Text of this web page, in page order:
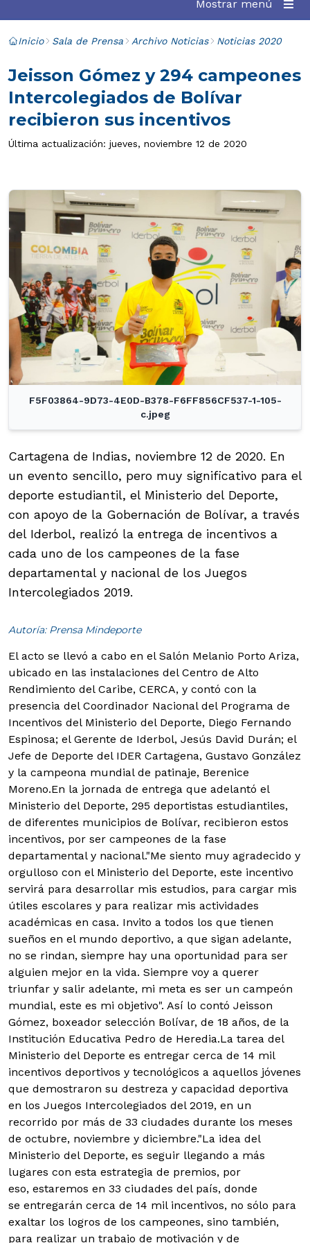
Mostrar menú
Inicio Sala de Prensa Archivo Noticias Noticias 2020
Jeisson Gómez y 294 campeones
Intercolegiados de Bolívar
recibieron sus incentivos
Última actualización: jueves, noviembre 12 de 2020
F5F03864-9D73-4E0D-B378-F6FF856CF537-1-105-
c.jpeg
Cartagena de Indias, noviembre 12 de 2020. En
un evento sencillo, pero muy significativo para el
deporte estudiantil, el Ministerio del Deporte,
con apoyo de la Gobernación de Bolívar, a través
del Iderbol, realizó la entrega de incentivos a
cada uno de los campeones de la fase
departamental y nacional de los Juegos
Intercolegiados 2019.
Autoría: Prensa Mindeporte
El acto se llevó a cabo en el Salón Melanio Porto Ariza,
ubicado en las instalaciones del Centro de Alto
Rendimiento del Caribe, CERCA, y contó con la
presencia del Coordinador Nacional del Programa de
Incentivos del Ministerio del Deporte, Diego Fernando
Espinosa; el Gerente de Iderbol, Jesús David Durán; el
Jefe de Deporte del IDER Cartagena, Gustavo González
y la campeona mundial de patinaje, Berenice
Moreno.En la jornada de entrega que adelantó el
Ministerio del Deporte, 295 deportistas estudiantiles,
de diferentes municipios de Bolívar, recibieron estos
incentivos, por ser campeones de la fase
departamental y nacional."Me siento muy agradecido y
orgulloso con el Ministerio del Deporte, este incentivo
servirá para desarrollar mis estudios, para cargar mis
útiles escolares y para realizar mis actividades
académicas en casa. Invito a todos los que tienen
sueños en el mundo deportivo, a que sigan adelante,
no se rindan, siempre hay una oportunidad para ser
alguien mejor en la vida. Siempre voy a querer
triunfar y salir adelante, mi meta es ser un campeón
mundial, este es mi objetivo". Así lo contó Jeisson
Gómez, boxeador selección Bolívar, de 18 años, de la
Institución Educativa Pedro de Heredia.La tarea del
Ministerio del Deporte es entregar cerca de 14 mil
incentivos deportivos y tecnológicos a aquellos jóvenes
que demostraron su destreza y capacidad deportiva
en los Juegos Intercolegiados del 2019, en un
recorrido por más de 33 ciudades durante los meses
de octubre, noviembre y diciembre."La idea del
Ministerio del Deporte, es seguir llegando a más
lugares con esta estrategia de premios, por
eso, estaremos en 33 ciudades del país, donde
se entregarán cerca de 14 mil incentivos, no sólo para
exaltar los logros de los campeones, sino también,
para realizar un trabajo de motivación y de